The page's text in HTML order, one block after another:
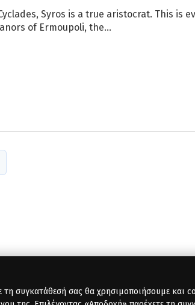
συγκατάθεσή σας θα χρησιμοποιήσουμε και
Syros is a true aristocrat. This is
of Ermoupoli, the…